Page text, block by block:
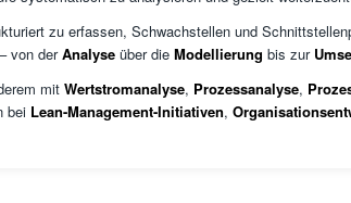
zu erfassen, Schwachstellen und
von derAnalyseüber die Modellierung bis zur
mit Wertstromanalyse, Prozessanalyse,
bei Lean-Management-Initiativen,